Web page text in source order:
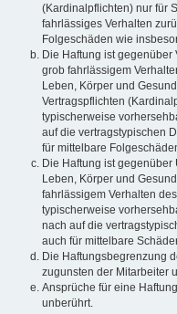
(Kardinalpflichten) nur für
fahrlässiges Verhalten
Folgeschäden wie
Die Haftung ist
grob fahrlässigem
Leben, Körper und
Vertragspflichten
typischerweise
auf die vertragstypischen
für mittelbare
Die Haftung ist
Leben, Körper und
fahrlässigem Verhalten
typischerweise
nach auf die
auch für mittelbare
Die Haftungsbegrenzung
zugunsten der Mitarbeiter
Ansprüche für eine
unberührt.